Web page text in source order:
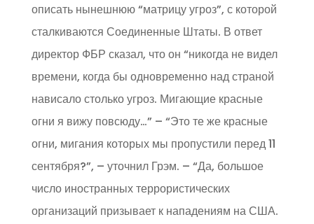
описать нынешнюю “матрицу угроз”, с которой
сталкиваются Соединенные Штаты. В ответ
директор ФБР сказал, что он “никогда не видел
времени, когда бы одновременно над страной
нависало столько угроз. Мигающие красные
огни я вижу повсюду…” – “Это те же красные
огни, мигания которых мы пропустили перед 11
сентября?”, – уточнил Грэм. – “Да, большое
число иностранных террористических
организаций призывает к нападениям на США.